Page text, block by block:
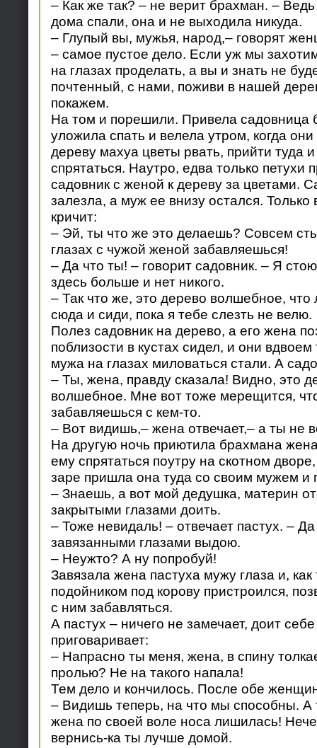
– Как же так? – не верит брахман. –
дома спали, она и не выходила никуда.
– Глупый вы, мужья, народ,– говорят
– самое пустое дело. Если уж мы
на глазах проделать, а вы и знать не
почтенный, с нами, поживи в нашей
покажем.
На том и порешили. Привела садовница
уложила спать и велела утром, когда
дереву махуа цветы рвать, прийти туда и
спрятаться. Наутро, едва только петухи
садовник с женой к дереву за цветами.
залезла, а муж ее внизу остался.
кричит:
– Эй, ты что же это делаешь? Совсем
глазах с чужой женой забавляешься!
– Да что ты! – говорит садовник. – Я
здесь больше и нет никого.
– Так что же, это дерево волшебное, что
сюда и сиди, пока я тебе слезть не велю.
Полез садовник на дерево, а его жена
поблизости в кустах сидел, и они
мужа на глазах миловаться стали. А
– Ты, жена, правду сказала! Видно, это
волшебное. Мне вот тоже мерещится,
забавляешься с кем-то.
– Вот видишь,– жена отвечает,– а ты не
На другую ночь приютила брахмана
ему спрятаться поутру на скотном
заре пришла она туда со своим мужем и
– Знаешь, а вот мой дедушка, материн
закрытыми глазами доить.
– Тоже невидаль! – отвечает пастух. –
завязанными глазами выдою.
– Неужто? А ну попробуй!
Завязала жена пастуха мужу глаза и, как
подойником под корову пристроился,
с ним забавляться.
А пастух – ничего не замечает, доит
приговаривает:
– Напрасно ты меня, жена, в спину
пролью? Не на такого напала!
Тем дело и кончилось. После обе
– Видишь теперь, на что мы способны. А
жена по своей воле носа лишилась!
вернись-ка ты лучше домой.